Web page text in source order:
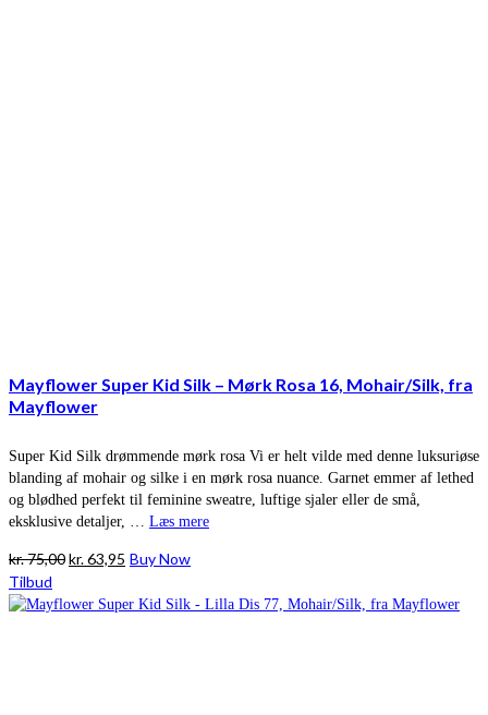
Mayflower Super Kid Silk – Mørk Rosa 16, Mohair/Silk, fra
Mayflower
Super Kid Silk drømmende mørk rosa Vi er helt vilde med denne luksuriøse
blanding af mohair og silke i en mørk rosa nuance. Garnet emmer af lethed
og blødhed perfekt til feminine sweatre, luftige sjaler eller de små,
eksklusive detaljer, … Læs mere
kr.75,00Den
pris
kr.63,95 Den
pris
Buy Now
Tilbud